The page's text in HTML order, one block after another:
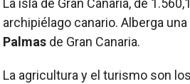
La isla de Gran Canaria, de
archipiélago canario. Alberga
Palmas de Gran Canaria.
La agricultura y el turismo son